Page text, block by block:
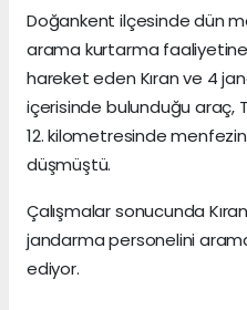
Doğankent ilçesinde dün
arama kurtarma
hareket eden Kıran ve 4
içerisinde bulunduğu araç,
12. kilometresinde
düşmüştü.
Çalışmalar sonucunda
jandarma personelini
ediyor.